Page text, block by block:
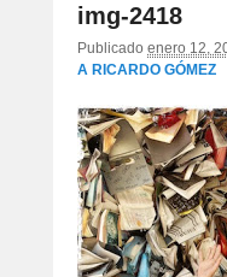
img-2418
Publicado enero 12,
A RICARDO GÓMEZ